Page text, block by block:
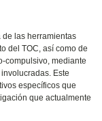
de las herramientas
del TOC, así como de
compulsivo, mediante
Este
específicos que
que actualmente